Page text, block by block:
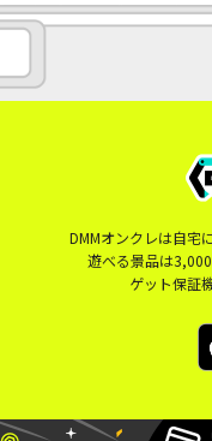
DMMオンクレは自宅
遊べる景品は
ゲット保証